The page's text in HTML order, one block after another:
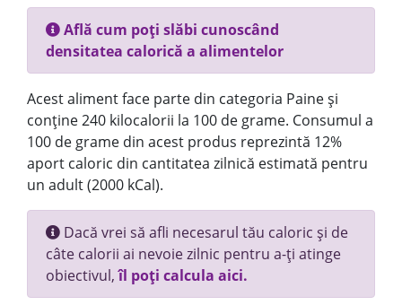
Află cum poți slăbi cunoscând
densitatea calorică a alimentelor
Acest aliment face parte din categoria Paine și
conține 240 kilocalorii la 100 de grame. Consumul a
100 de grame din acest produs reprezintă 12%
aport caloric din cantitatea zilnică estimată pentru
un adult (2000 kCal).
Dacă vrei să afli necesarul tău caloric și de
câte calorii ai nevoie zilnic pentru a-ți atinge
obiectivul,îl poți calcula aici.